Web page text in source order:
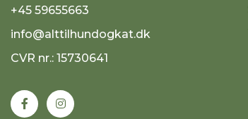
+45 59655663
info@alttilhundogkat.dk
CVR nr.: 15730641